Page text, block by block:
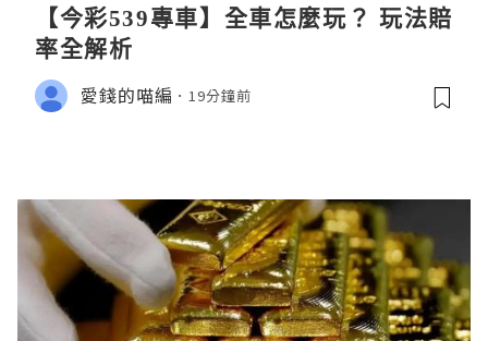
【今彩539專車】全車怎麼玩？ 玩法賠
率全解析
愛錢的喵編 19分鐘前